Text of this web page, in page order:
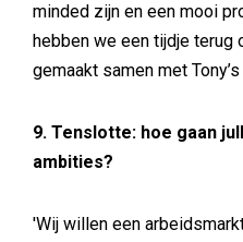
minded zijn en een mooi
hebben we een tijdje terug
gemaakt samen met
9. Tenslotte: hoe gaan
ambities?
'Wij willen een